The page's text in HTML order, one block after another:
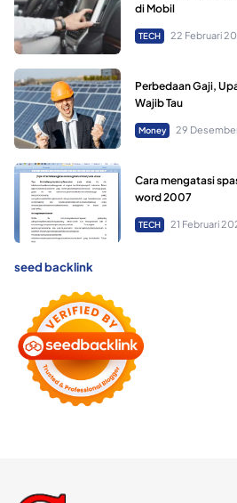
di Mobil
TECH 22 Februari
Perbedaan Gaji,
Wajib Tau
Money 29
Cara mengatasi
word 2007
TECH 21 Februari
seed backlink